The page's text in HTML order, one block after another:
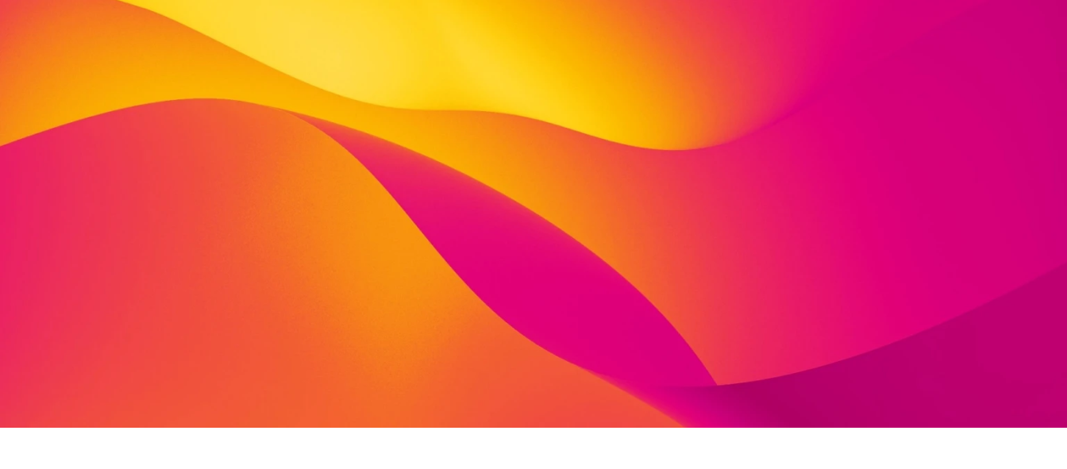
Flämmergasse 4
34212 Melsungen
fon: 05661 9086 931
mobil: 0170 5386 772
anna.koenig@viva-stiftung.de